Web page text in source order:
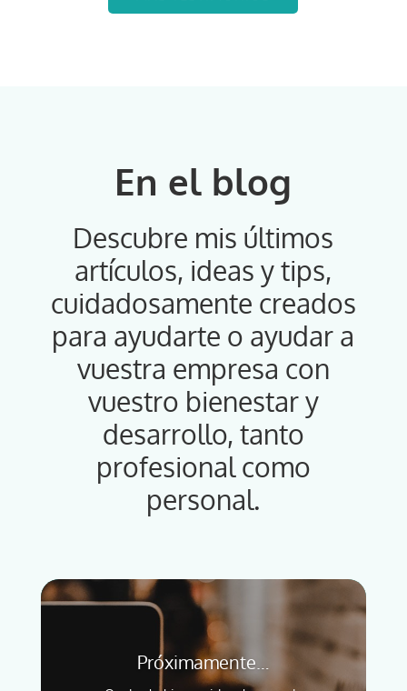
En el blog
Descubre mis últimos
artículos, ideas y tips,
cuidadosamente creados
para ayudarte o ayudar a
vuestra empresa con
vuestro bienestar y
desarrollo, tanto
profesional como
personal.
Próximamente…